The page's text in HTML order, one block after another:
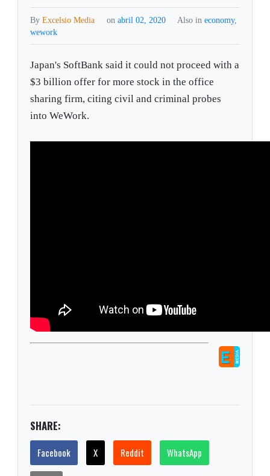
ByExcelsio Media on abril 02, 2020 Also in economy,
wework
Japan's SoftBank said it could not proceed with a
$3 billion offer for more stock in the office
sharing firm, citing civil and criminal probes
into WeWork.
SHARE:
Facebook X Reddit WhatsApp